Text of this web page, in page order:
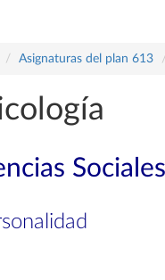
Asignaturas del plan 613